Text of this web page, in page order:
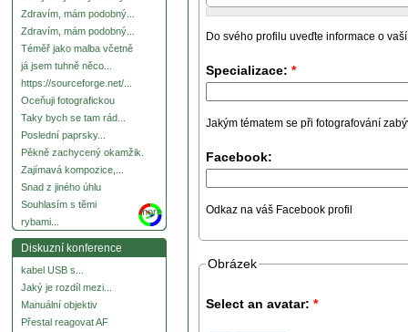
Zdravím, mám podobný...
Zdravím, mám podobný...
Téměř jako malba včetně
já jsem tuhně něco...
https://sourceforge.net/...
Oceňuji fotografickou
Taky bych se tam rád...
Poslední paprsky...
Pěkně zachycený okamžik.
Zajímavá kompozice,...
Snad z jiného úhlu
Souhlasím s těmi
rybami...
more
Diskuzní konference
kabel USB s...
Jaký je rozdíl mezi...
Manuální objektiv
Přestal reagovat AF
Do svého profilu uveďte informace o
Specializace: *
Jakým tématem se při fotografování
Facebook:
Odkaz na váš Facebook profil
Obrázek
Select an avatar: *